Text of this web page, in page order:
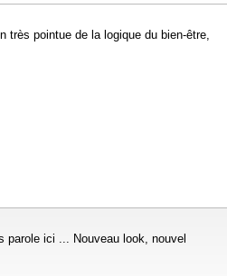
très pointue de la logique du bien-être,
ici ... Nouveau look, nouvel